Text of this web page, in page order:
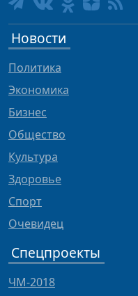
Новости
Политика
Экономика
Бизнес
Общество
Культура
Здоровье
Спорт
Очевидец
Спецпроекты
ЧМ-2018